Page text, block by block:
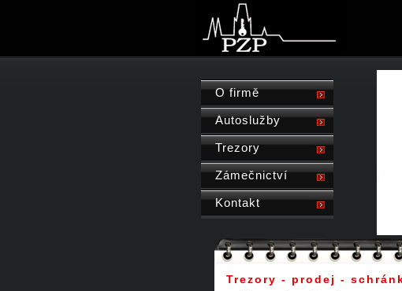
O firmě
Autoslužby
Trezory
Zámečnictví
Kontakt
Trezory - prodej -